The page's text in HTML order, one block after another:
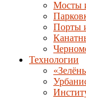
Мосты
Порты
Технологии